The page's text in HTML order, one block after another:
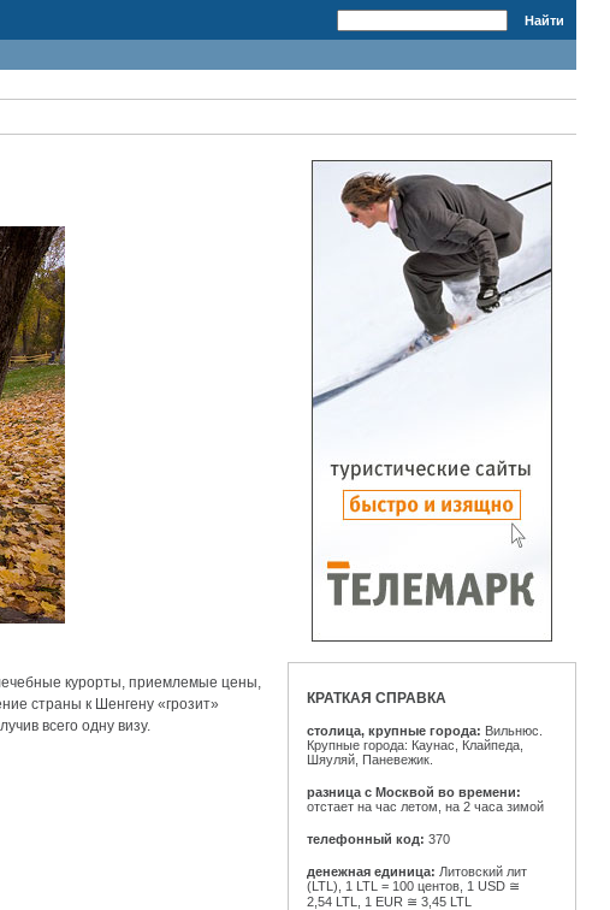
КРАТКАЯ СПРАВКА
столица, крупные города: Вильнюс.
Крупные города: Каунас, Клайпеда,
Шяуляй, Паневежик.
разница с Москвой во времени:
отстает на час летом, на 2 часа зимой
телефонный код: 370
денежная единица: Литовский лит
(LTL), 1 LTL = 100 центов, 1 USD ≅
2,54 LTL, 1 EUR ≅ 3,45 LTL
курорты, приемлемые цены,
страны к Шенгену «грозит»
всего одну визу.